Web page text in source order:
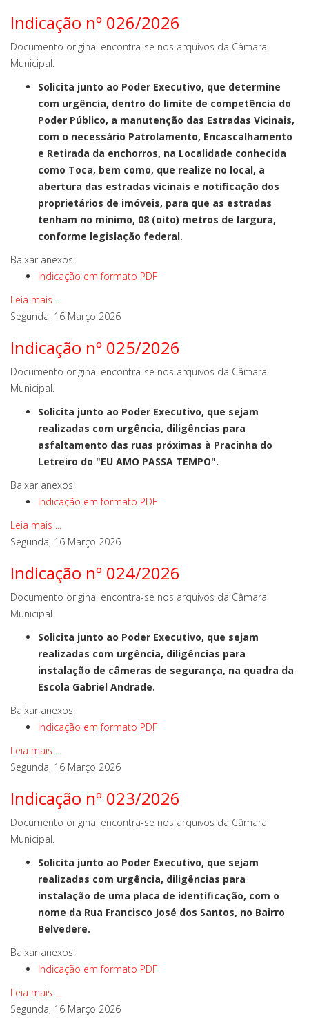
Indicação nº 026/2026
Documento original encontra-se nos arquivos da Câmara
Municipal.
Solicita junto ao Poder Executivo, que determine
com urgência, dentro do limite de competência do
Poder Público, a manutenção das Estradas Vicinais,
com o necessário Patrolamento, Encascalhamento
e Retirada da enchorros, na Localidade conhecida
como Toca, bem como, que realize no local, a
abertura das estradas vicinais e notificação dos
proprietários de imóveis, para que as estradas
tenham no mínimo, 08 (oito) metros de largura,
conforme legislação federal.
Baixar anexos:
Indicação em formato PDF
Leia mais ...
Segunda, 16 Março 2026
Indicação nº 025/2026
Documento original encontra-se nos arquivos da Câmara
Municipal.
Solicita junto ao Poder Executivo, que sejam
realizadas com urgência, diligências para
asfaltamento das ruas próximas à Pracinha do
Letreiro do "EU AMO PASSA TEMPO".
Baixar anexos:
Indicação em formato PDF
Leia mais ...
Segunda, 16 Março 2026
Indicação nº 024/2026
Documento original encontra-se nos arquivos da Câmara
Municipal.
Solicita junto ao Poder Executivo, que sejam
realizadas com urgência, diligências para
instalação de câmeras de segurança, na quadra da
Escola Gabriel Andrade.
Baixar anexos:
Indicação em formato PDF
Leia mais ...
Segunda, 16 Março 2026
Indicação nº 023/2026
Documento original encontra-se nos arquivos da Câmara
Municipal.
Solicita junto ao Poder Executivo, que sejam
realizadas com urgência, diligências para
instalação de uma placa de identificação, com o
nome da Rua Francisco José dos Santos, no Bairro
Belvedere.
Baixar anexos:
Indicação em formato PDF
Leia mais ...
Segunda, 16 Março 2026